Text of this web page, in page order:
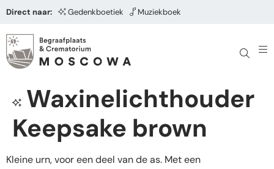
Direct naar: Gedenkboetiek Muziekboek
Waxinelichthouder
Keepsake brown
Kleine urn, voor een deel van de as. Met een